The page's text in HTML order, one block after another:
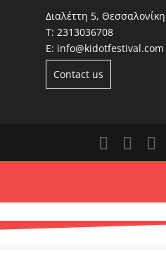
Διαλέττη 5, Θεσσαλονίκη
Τ:2313036708
Ε: info@kidotfestival.com
Contact us